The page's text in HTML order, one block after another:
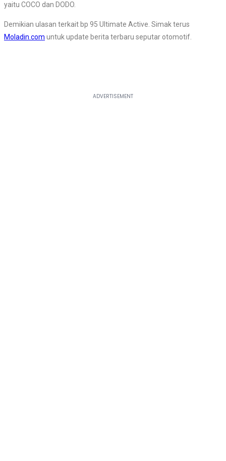
yaitu COCO dan DODO.
Demikian ulasan terkait bp 95 Ultimate Active. Simak terus
Moladin.com untuk update berita terbaru seputar otomotif.